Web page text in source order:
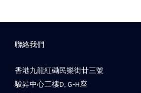
聯絡我們
香港九龍紅磡民樂街廿三號
駿昇中心三樓D, G-H座